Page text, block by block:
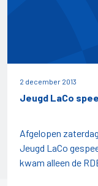
2 december 2013
Jeugd LaCo
Afgelopen
Jeugd LaCo
kwam alleen de